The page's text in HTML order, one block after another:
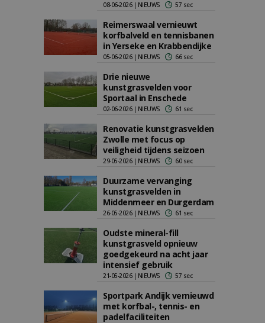
08-06-2026 | NIEUWS 57 sec
Reimerswaal vernieuwt
korfbalveld en tennisbanen
in Yerseke en Krabbendijke
05-06-2026 | NIEUWS 66 sec
Drie nieuwe
kunstgrasvelden voor
Sportaal in Enschede
02-06-2026 | NIEUWS 61 sec
Renovatie kunstgrasvelden
Zwolle met focus op
veiligheid tijdens seizoen
29-05-2026 | NIEUWS 60 sec
Duurzame vervanging
kunstgrasvelden in
Middenmeer en Durgerdam
26-05-2026 | NIEUWS 61 sec
Oudste mineral-fill
kunstgrasveld opnieuw
goedgekeurd na acht jaar
intensief gebruik
21-05-2026 | NIEUWS 57 sec
Sportpark Andijk vernieuwd
met korfbal-, tennis- en
padelfaciliteiten